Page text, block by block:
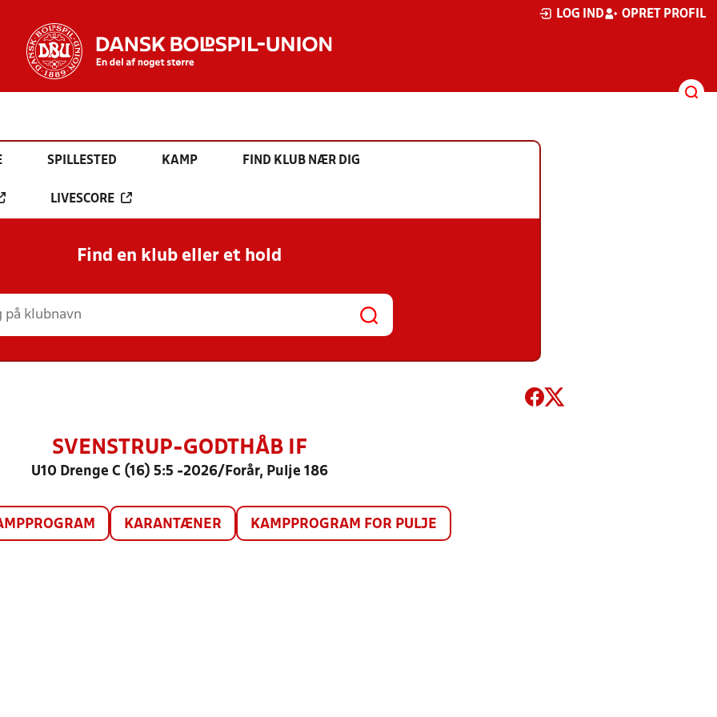
LOG IND OPRET PROFIL
SPILLESTED KAMP FIND KLUB NÆR DIG
LIVESCORE
Find en klub eller et hold
SVENSTRUP-GODTHÅB IF
U10 Drenge C (16) 5:5 -2026/Forår, Pulje 186
KARANTÆNER KAMPPROGRAM FOR PULJE